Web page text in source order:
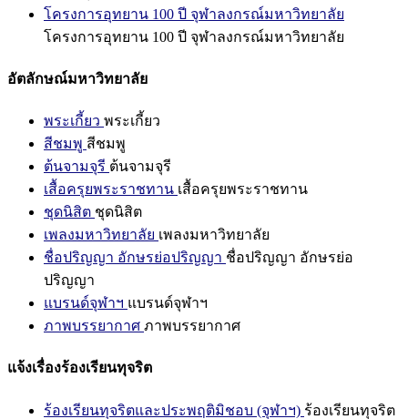
โครงการอุทยาน 100 ปี จุฬาลงกรณ์มหาวิทยาลัย
โครงการอุทยาน 100 ปี จุฬาลงกรณ์มหาวิทยาลัย
อัตลักษณ์มหาวิทยาลัย
พระเกี้ยว พระเกี้ยว
สีชมพู สีชมพู
ต้นจามจุรี ต้นจามจุรี
เสื้อครุยพระราชทาน เสื้อครุยพระราชทาน
ชุดนิสิต ชุดนิสิต
เพลงมหาวิทยาลัย เพลงมหาวิทยาลัย
ชื่อปริญญา อักษรย่อปริญญา ชื่อปริญญา อักษรย่อ
ปริญญา
แบรนด์จุฬาฯ แบรนด์จุฬาฯ
ภาพบรรยากาศ ภาพบรรยากาศ
แจ้งเรื่องร้องเรียนทุจริต
ร้องเรียนทุจริตและประพฤติมิชอบ (จุฬาฯ) ร้องเรียนทุจริต